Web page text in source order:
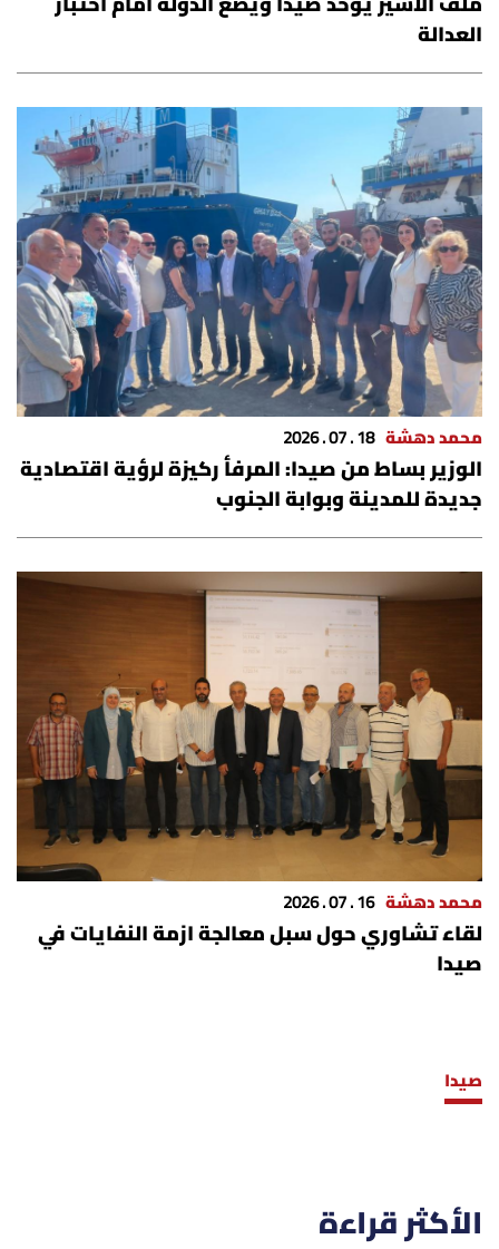
العدالة
محمد دهشة 18 . 07 . 2026
الوزير بساط من صيدا: المرفأ ركيزة لرؤية اقتصادية
جديدة للمدينة وبوابة الجنوب
محمد دهشة 16 . 07 . 2026
لقاء تشاوري حول سبل معالجة ازمة النفايات في
صيدا
صيدا
الأكثر قراءة